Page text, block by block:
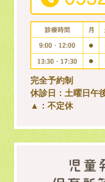
完全予約制
休診日：土曜日午
▲：不定休